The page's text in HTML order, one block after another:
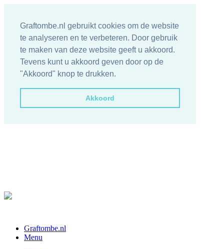
Graftombe.nl gebruikt cookies om de website
te analyseren en te verbeteren. Door gebruik
te maken van deze website geeft u akkoord.
Tevens kunt u akkoord geven door op de
"Akkoord" knop te drukken.
Akkoord
Graftombe.nl
Menu